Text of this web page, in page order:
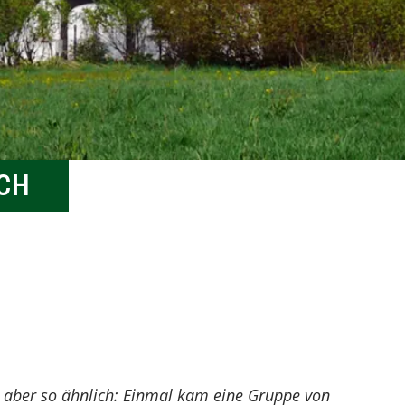
gastronomija a přenocowanja
Wandern
pućowanje
Kuppritzer Park
Begegnungszentrum
Rodewitz
žurla Baloweho a
koncertoweho domu w
Bukecach
Bauernstube des
Konzert- und Ballhaus
něhdyši hosćenc w
so ähnlich: Einmal kam eine Gruppe von